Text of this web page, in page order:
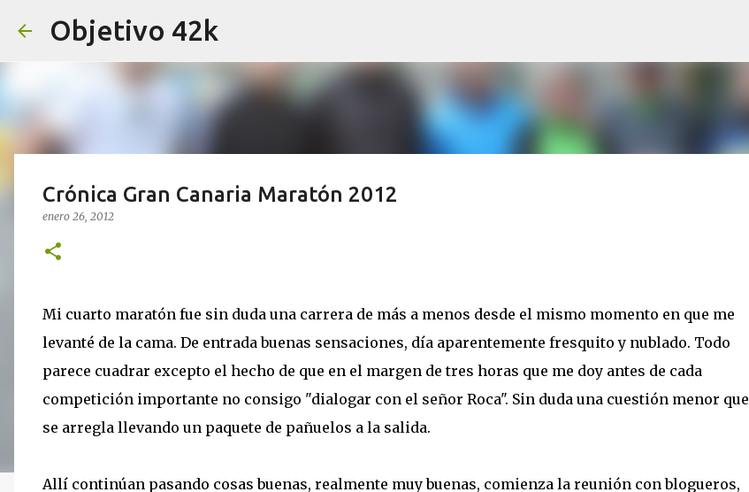
Objetivo 42k
Crónica Gran Canaria Maratón 2012
enero 26, 2012
Mi cuarto maratón fue sin duda una carrera de más a menos desde el mismo momento en que me
levanté de la cama. De entrada buenas sensaciones, día aparentemente fresquito y nublado. Todo
parece cuadrar excepto el hecho de que en el margen de tres horas que me doy antes de cada
competición importante no consigo "dialogar con el señor Roca". Sin duda una cuestión menor que
se arregla llevando un paquete de pañuelos a la salida.
Allí continúan pasando cosas buenas, realmente muy buenas, comienza la reunión con blogueros,